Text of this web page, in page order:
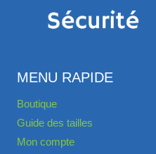
MENU RAPIDE
Boutique
Guide des tailles
Mon compte